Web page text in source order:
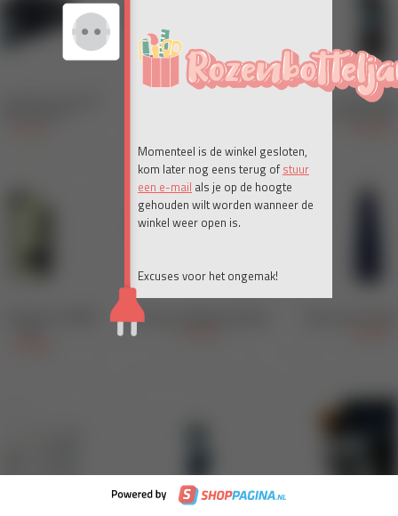
Momenteel is de winkel gesloten,
kom later nog eens terug of stuur
een e-mail als je op de hoogte
gehouden wilt worden wanneer de
winkel weer open is.
Excuses voor het ongemak!